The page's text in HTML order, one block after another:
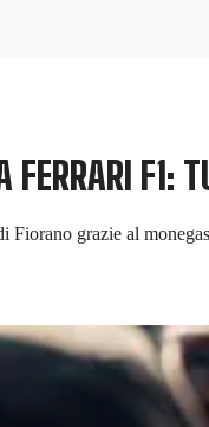
F1:
Fiorano grazie al